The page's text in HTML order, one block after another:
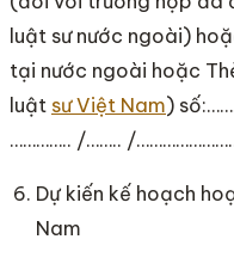
luật sư nước ngoài)
tại nước ngoài hoặc
luật sư Việt Nam)
………….. /…….. /
Dự kiến kế hoạch
Nam